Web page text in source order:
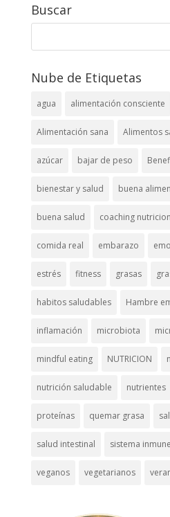
Buscar
Nube de Etiquetas
agua alimentación consciente
Alimentación sana Alimentos
azúcar bajar de peso
bienestar y salud buena
buena salud coaching
comida real embarazo
estrés fitness grasas
habitos saludables Hambre
inflamación microbiota
mindful eating NUTRICION
nutrición saludable nutrientes
proteínas quemar grasa
salud intestinal sistema inmune
veganos vegetarianos